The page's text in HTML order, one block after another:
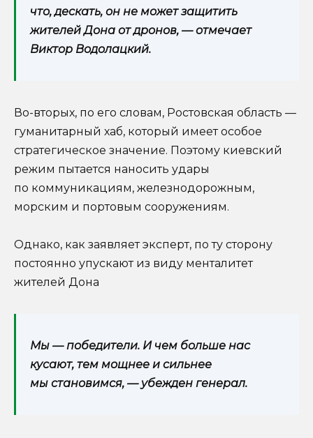
что, дескать, он не может защитить
жителей Дона от дронов, — отмечает
Виктор Водолацкий.
Во-вторых, по его словам, Ростовская область —
гуманитарный хаб, который имеет особое
стратегическое значение. Поэтому киевский
режим пытается наносить удары
по коммуникациям, железнодорожным,
морским и портовым сооружениям.
Однако, как заявляет эксперт, по ту сторону
постоянно упускают из виду менталитет
жителей Дона
Мы — победители. И чем больше нас
кусают, тем мощнее и сильнее
мы становимся, — убежден генерал.